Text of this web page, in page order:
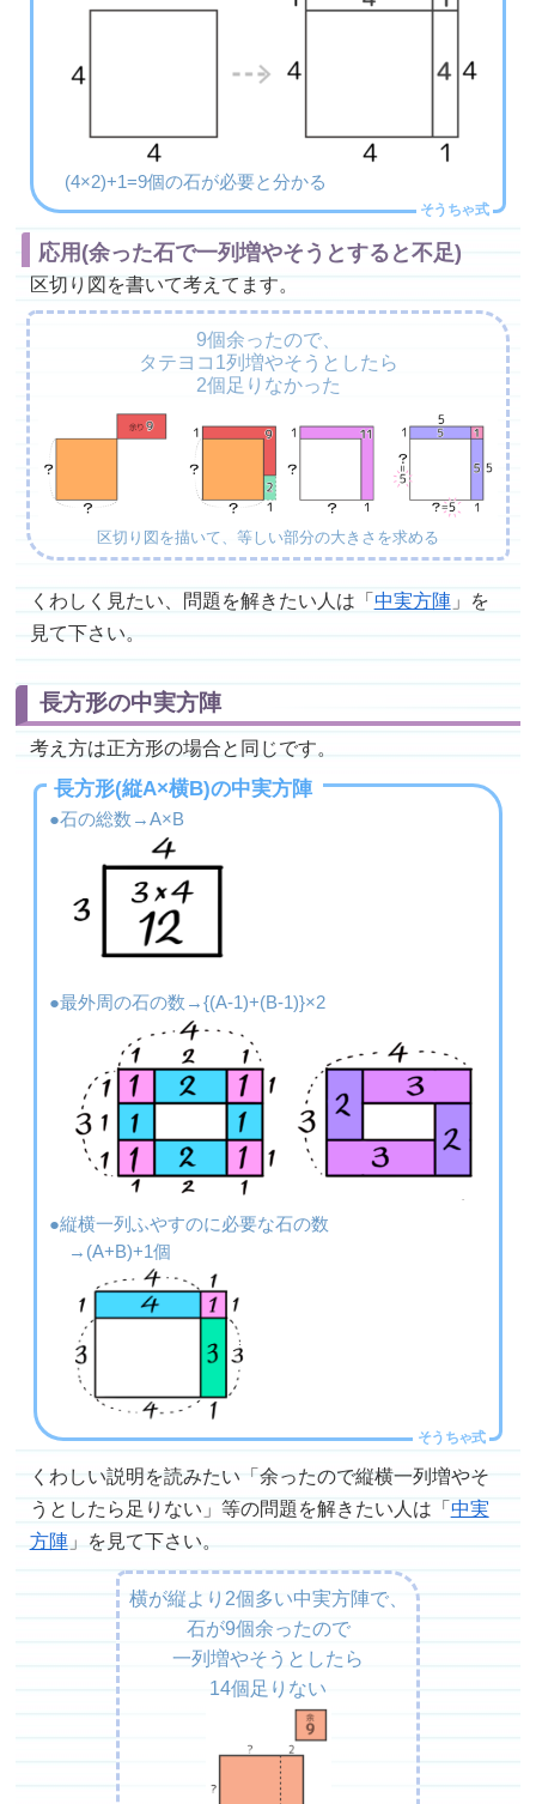
(4×2)+1=9個の石が必要と分かる
応用(余った石で一列増やそうとすると不足)
区切り図を書いて考えてます。
9個余ったので、
タテヨコ1列増やそうとしたら
2個足りなかった
区切り図を描いて、等しい部分の大きさを求める
くわしく見たい、問題を解きたい人は「 中実方陣」を
見て下さい。
長方形の中実方陣
考え方は正方形の場合と同じです。
長方形(縦A×横B)の中実方陣
●石の総数→A×B
●最外周の石の数→{(A-1)+(B-1)}×2
●縦横一列ふやすのに必要な石の数
→(A+B)+1個
くわしい説明を読みたい「余ったので縦横一列増やそ
うとしたら足りない」等の問題を解きたい人は「中実
方陣 」を見て下さい。
横が縦より2個多い中実方陣で、
石が9個余ったので
一列増やそうとしたら
14個足りない